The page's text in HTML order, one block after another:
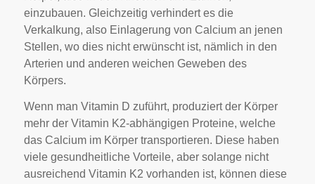
einzubauen. Gleichzeitig verhindert es die
Verkalkung, also Einlagerung von Calcium an jenen
Stellen, wo dies nicht erwünscht ist, nämlich in den
Arterien und anderen weichen Geweben des
Körpers.
Wenn man Vitamin D zuführt, produziert der Körper
mehr der Vitamin K2-abhängigen Proteine, welche
das Calcium im Körper transportieren. Diese haben
viele gesundheitliche Vorteile, aber solange nicht
ausreichend Vitamin K2 vorhanden ist, können diese